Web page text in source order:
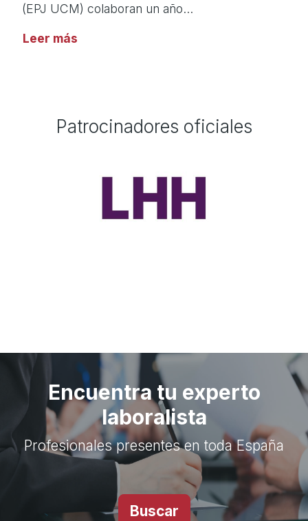
(EPJ UCM) colaboran un año…
Leer más
Patrocinadores oficiales
Encuentra tu experto
laboralista
Profesionales presentes en toda España
Buscar